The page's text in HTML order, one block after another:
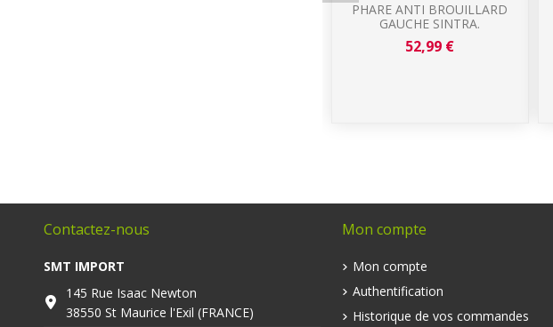
PHARE ANTI BROUILLARD
GAUCHE SINTRA.
52,99 €
Contactez-nous
SMT IMPORT
145 Rue Isaac Newton
38550 St Maurice l'Exil (FRANCE)
Mon compte
Mon compte
Authentification
Historique de vos commandes